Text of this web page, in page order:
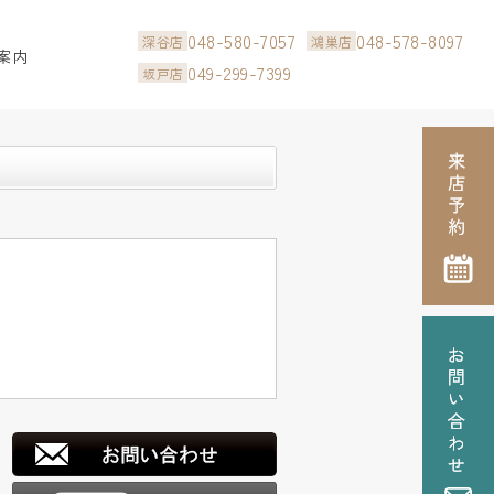
内
深谷店 048-580-7057 鴻巣店 048-578-8097
坂戸店 049-299-7399